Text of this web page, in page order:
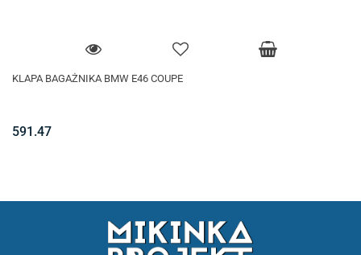
KLAPA BAGAŻNIKA BMW E46 COUPE
591.47